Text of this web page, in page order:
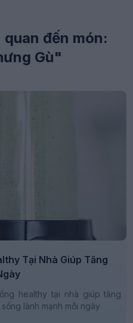
đến món:
Gù"
Tại Nhà Giúp Tăng
healthy tại nhà giúp tăng
lành mạnh mỗi ngày